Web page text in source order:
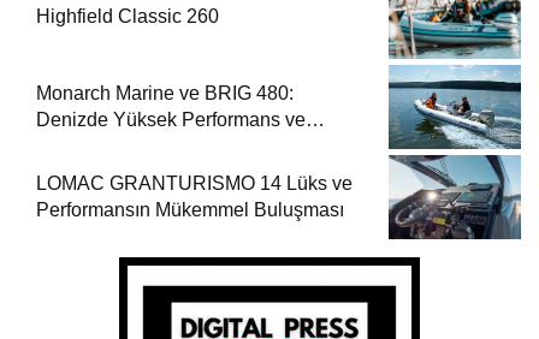
Highfield Classic 260
Monarch Marine ve BRIG 480:
Denizde Yüksek Performans ve
LOMAC GRANTURISMO 14 Lüks ve
Performansın Mükemmel Buluşması